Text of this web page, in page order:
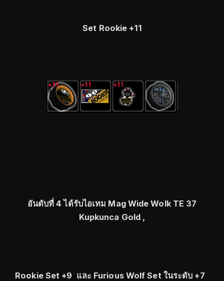
Set Rookie +11
อันดับที่ 4 ได้รับไอเทม Mag Wide Wolk TE 37
Kupkunca Gold ,
Rookie Set +9 และ Furious Wolf Set ในระดับ +7